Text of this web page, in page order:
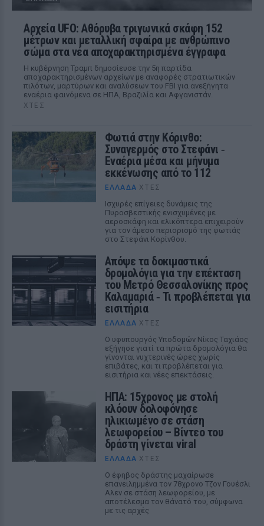
Αρχεία UFO: Αθόρυβα τριγωνικά σκάφη 152
μέτρων και μεταλλική σφαίρα με ανθρώπινο
σώμα στα νέα αποχαρακτηρισμένα έγγραφα
Η κυβέρνηση Τραμπ δημοσίευσε την 5η παρτίδα
αποχαρακτηρισμένων αρχείων με αναφορές στρατιωτικών
πιλότων, μαρτύρων και αναλύσεων του FBI για ανεξήγητα
εναέρια φαινόμενα σε ΗΠΑ, Βραζιλία και Αφγανιστάν.
ΧΤΕΣ
Φωτιά στην Κόρινθο:
Συναγερμός στο Στεφάνι ‑
Εναέρια μέσα και μήνυμα
εκκένωσης από το 112
ΕΛΛΆΔΑ ΧΤΕΣ
Ισχυρές επίγειες δυνάμεις της
Πυροσβεστικής ενισχυμένες με
αεροσκάφη και ελικόπτερα επιχειρούν
για τον άμεσο περιορισμό της φωτιάς
στο Στεφάνι Κορίνθου.
Απόψε τα δοκιμαστικά
δρομολόγια για την επέκταση
του Μετρό Θεσσαλονίκης προς
Καλαμαριά ‑ Τι προβλέπεται για
εισιτήρια
ΕΛΛΆΔΑ ΧΤΕΣ
Ο υφυπουργός Υποδομών Νίκος Ταχιάος
εξήγησε γιατί τα πρώτα δρομολόγια θα
γίνονται νυχτερινές ώρες χωρίς
επιβάτες, και τι προβλέπεται για
εισιτήρια και νέες επεκτάσεις.
ΗΠΑ: 15χρονος με στολή
κλόουν δολοφόνησε
ηλικιωμένο σε στάση
λεωφορείου – Βίντεο του
δράστη γίνεται viral
ΕΛΛΆΔΑ ΧΤΕΣ
Ο έφηβος δράστης μαχαίρωσε
επανειλημμένα τον 78χρονο Τζον Γουέσλι
Αλεν σε στάση λεωφορείου, με
αποτέλεσμα τον θάνατό του, σύμφωνα
με τις αρχές